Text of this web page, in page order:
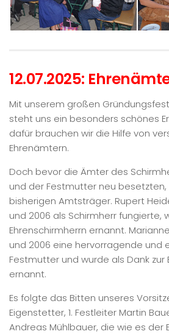
12.07.2025:
Mit unserem großen
steht uns ein besonders schönes
dafür brauchen wir die Hilfe von
Ehrenämtern.
Doch bevor die Ämter des
und der Festmutter neu
bisherigen Amtsträger. Rupert
und 2006 als Schirmherr fungierte,
Ehrenschirmherrn ernannt.
und 2006 eine hervorragende und
Festmutter und wurde als Dank
ernannt.
Es folgte das Bitten unseres
Eigenstetter, 1. Festleiter Martin
Andreas Mühlbauer, die wie es der